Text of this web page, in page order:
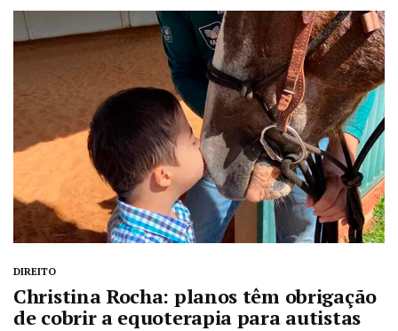
DIREITO
Christina Rocha: planos têm obrigação
de cobrir a equoterapia para autistas